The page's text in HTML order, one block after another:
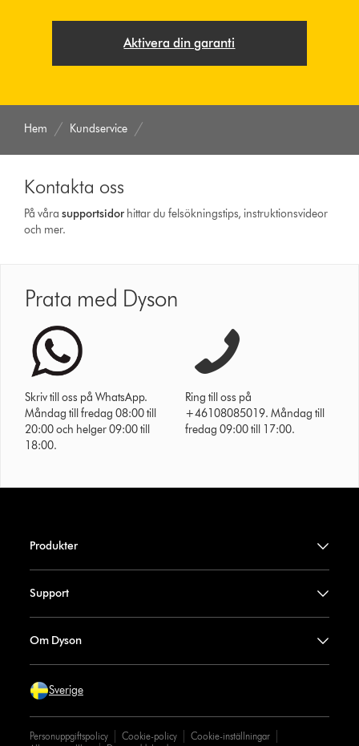
Aktivera din garanti
Hem Kundservice
Kontakta oss
På vårasupport­sidor hittar du felsökningstips, instruktionsvideor
och mer.
Prata med Dyson
Skriv till oss på WhatsApp.
Måndag till fredag 08:00 till
20:00 och helger 09:00 till
18:00.
Ring till oss på
+46108085019. Måndag till
fredag 09:00 till 17:00.
Produkter
Support
Om Dyson
Sverige
Personuppgiftspolicy Cookie-policy
Cookie-inställningar